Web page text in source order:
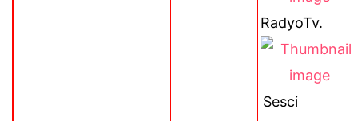
RadyoTv.
Sesci